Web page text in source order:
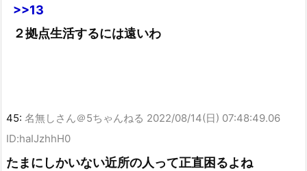
>>13
２拠点生活するには遠いわ
45: 名無しさん＠5ちゃんねる 2022/08/14(日) 07:48:49.06
ID:haIJzhhH0
たまにしかいない近所の人って正直困るよね